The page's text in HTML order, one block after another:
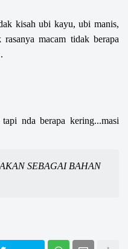
kisah ubi kayu, ubi manis,
macam tidak berapa
nda berapa kering...masi
SEBAGAI BAHAN